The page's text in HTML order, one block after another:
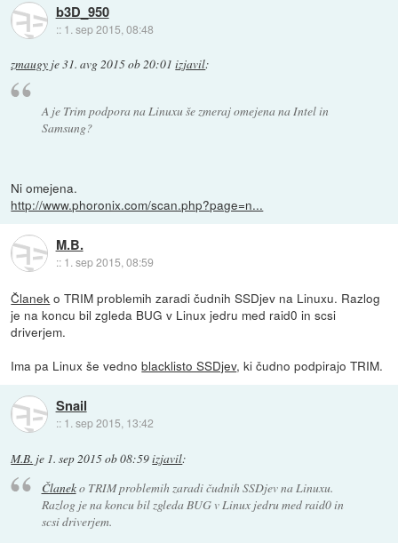
b3D_950
:: 1. sep 2015, 08:48
zmaugy je31. avg 2015 ob 20:01 izjavil:
A je Trim podpora na Linuxu še zmeraj omejena na Intel in
Samsung?
Ni omejena.
http://www.phoronix.com/scan.php?page=n...
M.B.
:: 1. sep 2015, 08:59
Članek o TRIM problemih zaradi čudnih SSDjev na Linuxu. Razlog
je na koncu bil zgleda BUG v Linux jedru med raid0 in scsi
driverjem.
Ima pa Linux še vednoblacklisto SSDjev, ki čudno podpirajo TRIM.
Snail
:: 1. sep 2015, 13:42
M.B. je 1. sep 2015 ob 08:59izjavil:
Članeko TRIM problemih zaradi čudnih SSDjev na Linuxu.
Razlog je na koncu bil zgleda BUG v Linux jedru med raid0 in
scsi driverjem.